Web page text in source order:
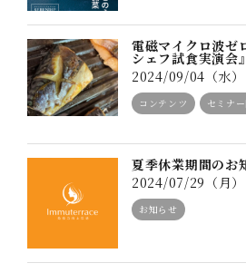
電磁マイクロ波ゼ
シェフ試食実演会
2024/09/04（水）
コンテンツ セミナ
夏季休業期間のお
2024/07/29（月）
お知らせ